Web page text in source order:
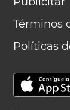
Términos
Políticas